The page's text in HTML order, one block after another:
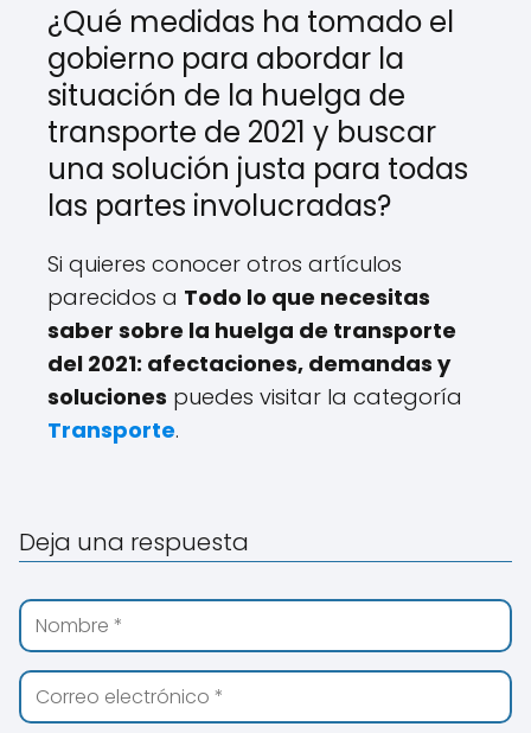
¿Qué medidas ha tomado el
gobierno para abordar la
situación de la huelga de
transporte de 2021 y buscar
una solución justa para todas
las partes involucradas?
Si quieres conocer otros artículos
parecidos a Todo lo que necesitas
saber sobre la huelga de transporte
del 2021: afectaciones, demandas y
soluciones puedes visitar la categoría
Transporte.
Deja una respuesta